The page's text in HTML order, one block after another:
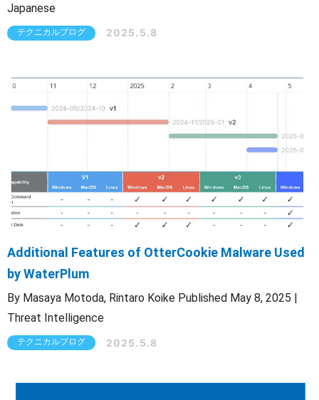
Japanese
テクニカルブログ 2025.5.8
Additional Features of OtterCookie Malware Used
by WaterPlum
By Masaya Motoda, Rintaro Koike Published May 8, 2025 |
Threat Intelligence
テクニカルブログ 2025.5.8